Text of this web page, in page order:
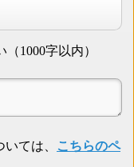
1000字以内）
ては、
こちらのペ